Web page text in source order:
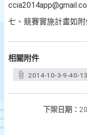
七、競賽實施計畫如附
相關附件
2014-10-3-9-40-
下架日期：